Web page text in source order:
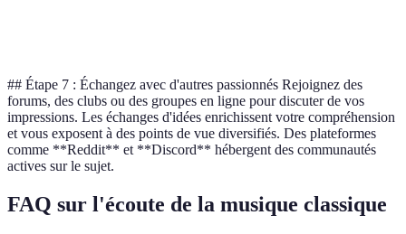
## Étape 7 : Échangez avec d'autres passionnés Rejoignez des
forums, des clubs ou des groupes en ligne pour discuter de vos
impressions. Les échanges d'idées enrichissent votre compréhension
et vous exposent à des points de vue diversifiés. Des plateformes
comme **Reddit** et **Discord** hébergent des communautés
actives sur le sujet.
FAQ sur l'écoute de la musique classique